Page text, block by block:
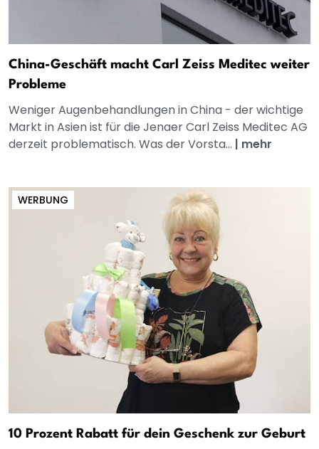
China-Geschäft macht Carl Zeiss Meditec weiter
Probleme
Weniger Augenbehandlungen in China - der wichtige
Markt in Asien ist für die Jenaer Carl Zeiss Meditec AG
derzeit problematisch. Was der Vorsta... | mehr
WERBUNG
10 Prozent Rabatt für dein Geschenk zur Geburt